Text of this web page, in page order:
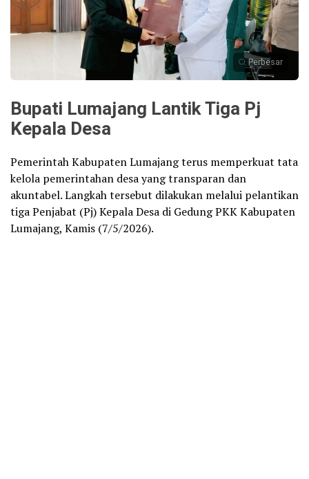
Perbesar
Bupati Lumajang Lantik Tiga Pj
Kepala Desa
Pemerintah Kabupaten Lumajang terus memperkuat tata
kelola pemerintahan desa yang transparan dan
akuntabel. Langkah tersebut dilakukan melalui pelantikan
tiga Penjabat (Pj) Kepala Desa di Gedung PKK Kabupaten
Lumajang, Kamis (7/5/2026).